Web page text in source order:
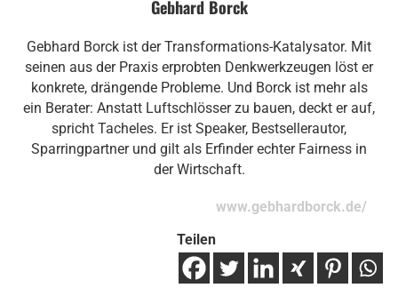
Gebhard Borck
Gebhard Borck ist der Transformations-Katalysator. Mit
seinen aus der Praxis erprobten Denkwerkzeugen löst er
konkrete, drängende Probleme. Und Borck ist mehr als
ein Berater: Anstatt Luftschlösser zu bauen, deckt er auf,
spricht Tacheles. Er ist Speaker, Bestsellerautor,
Sparringpartner und gilt als Erfinder echter Fairness in
der Wirtschaft.
www.gebhardborck.de/
Teilen